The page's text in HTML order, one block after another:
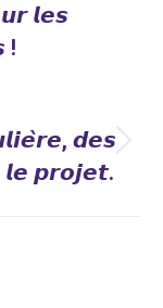
𝙡𝙚𝙨
!
𝙙𝙚𝙨
𝙥𝙧𝙤𝙟𝙚𝙩.